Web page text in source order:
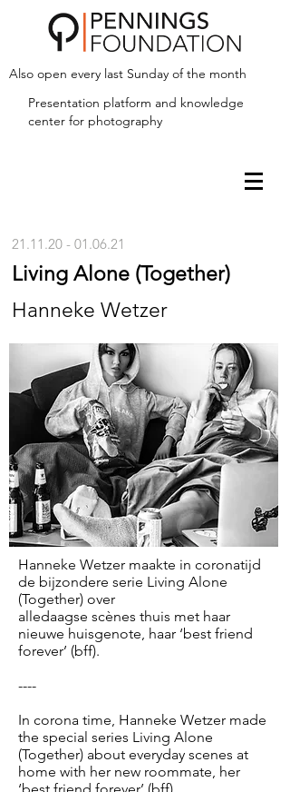
Also open every last Sunday of the month
Presentation platform and knowledge
center for photography
21.11.20 - 01.06.21
Living Alone (Together)
Hanneke Wetzer
Hanneke Wetzer maakte in coronatijd
de bijzondere serie Living Alone
(Together) over
alledaagse scènes thuis met haar
nieuwe huisgenote, haar ‘best friend
forever’ (bff).
----
In corona time, Hanneke Wetzer made
the special series Living Alone
(Together) about everyday scenes at
home with her new roommate, her